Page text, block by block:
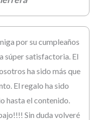
por su cumpleaños
súper satisfactoria. El
ha sido más que
El regalo ha sido
hasta el contenido.
Sin duda volveré